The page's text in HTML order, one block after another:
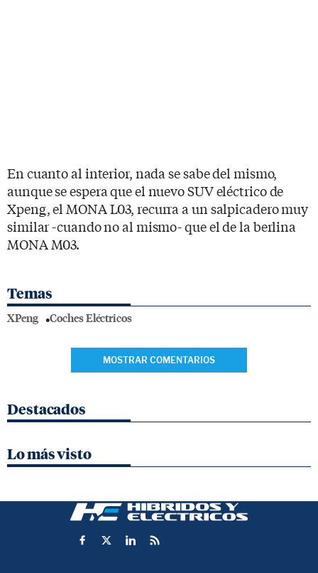
En cuanto al interior, nada se sabe del mismo,
aunque se espera que el nuevo SUV eléctrico de
Xpeng, el MONA L03, recurra a un salpicadero muy
similar -cuando no al mismo- que el de la berlina
MONA M03.
Temas
XPeng Coches Eléctricos
MOSTRAR COMENTARIOS
Destacados
Lo más visto